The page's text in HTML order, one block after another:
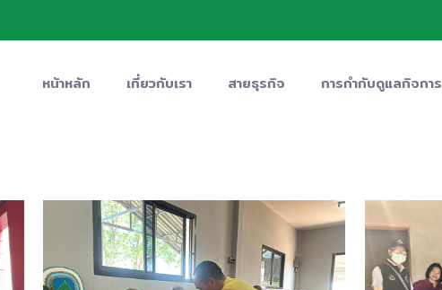
หน้าหลัก เกี่ยวกับเรา สายธุรกิจ การกำกับดูแลกิจการ